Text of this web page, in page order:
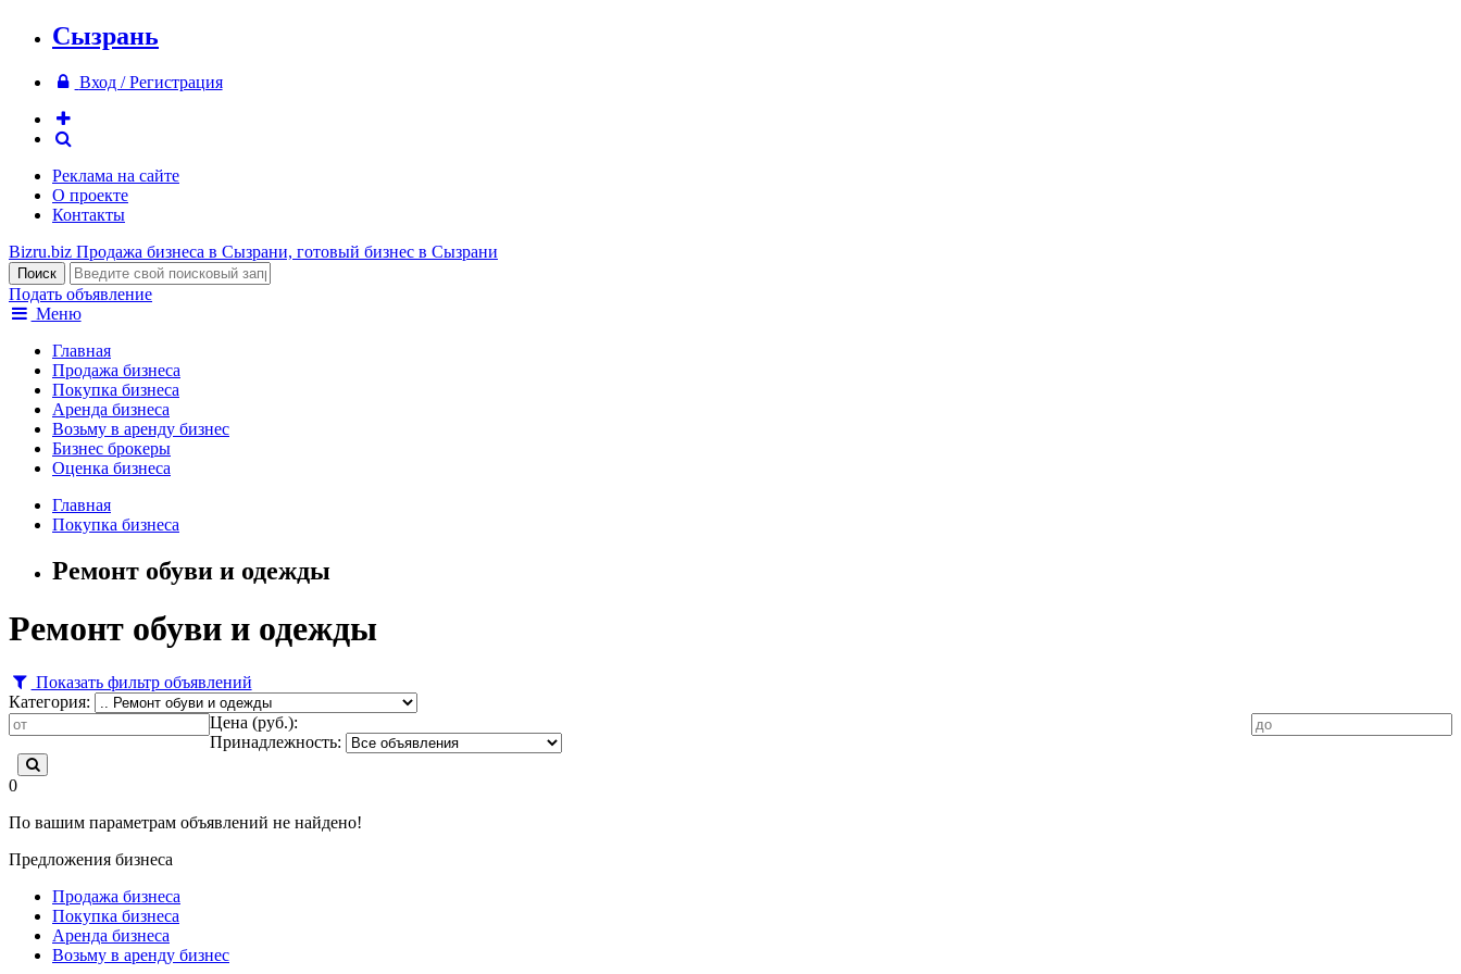
Сызрань
Вход / Регистрация
Реклама на сайте
О проекте
Контакты
Bizru.biz Продажа бизнеса в Сызрани, готовый бизнес в Сызрани
Подать объявление
Меню
Главная
Продажа бизнеса
Покупка бизнеса
Аренда бизнеса
Возьму в аренду бизнес
Бизнес брокеры
Оценка бизнеса
Главная
Покупка бизнеса
Ремонт обуви и одежды
Ремонт обуви и одежды
Показать фильтр объявлений
Категория:
Цена (руб.):
Принадлежность:
0
По вашим параметрам объявлений не найдено!
Предложения бизнеса
Продажа бизнеса
Покупка бизнеса
Аренда бизнеса
Возьму в аренду бизнес